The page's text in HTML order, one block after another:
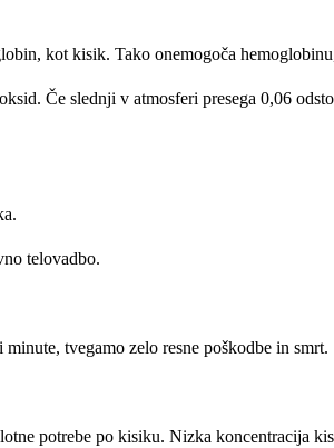
kot kisik. Tako onemogoča
Če slednji v atmosferi presega 0,06
telovadbo.
tvegamo zelo resne poškodbe in smrt.
potrebe po kisiku. Nizka koncentracija